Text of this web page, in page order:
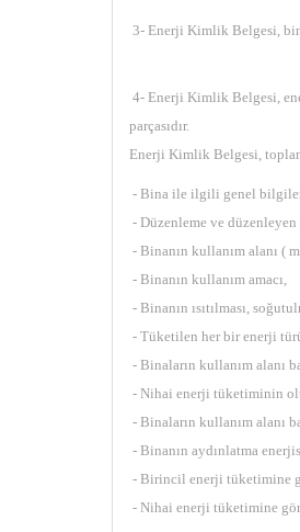
3- Enerji Kimlik Belgesi,
4- Enerji Kimlik Belgesi,
parçasıdır.
Enerji Kimlik Belgesi,
- Bina ile ilgili genel
- Düzenleme ve
- Binanın kullanım alanı (
- Binanın kullanım amacı,
- Binanın ısıtılması,
- Tüketilen her bir enerji
- Binaların kullanım alanı
- Nihai enerji tüketiminin
- Binaların kullanım alanı
- Binanın aydınlatma
- Birincil enerji tüketimine
- Nihai enerji tüketimine